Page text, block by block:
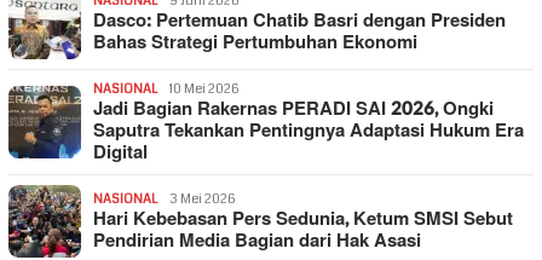
Dasco: Pertemuan Chatib Basri dengan Presiden
Bahas Strategi Pertumbuhan Ekonomi
NASIONAL 10 Mei 2026
Jadi Bagian Rakernas PERADI SAI 2026, Ongki
Saputra Tekankan Pentingnya Adaptasi Hukum Era
Digital
NASIONAL 3 Mei 2026
Hari Kebebasan Pers Sedunia, Ketum SMSI Sebut
Pendirian Media Bagian dari Hak Asasi